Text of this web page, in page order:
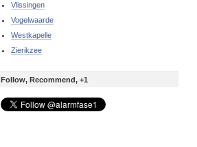
Vlissingen
Vogelwaarde
Westkapelle
Zierikzee
Follow, Recommend, +1